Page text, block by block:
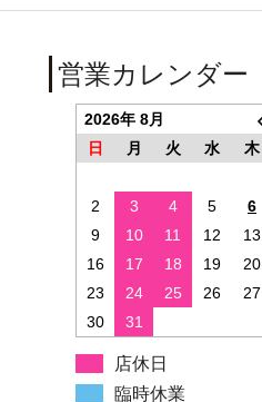
営業カレンダー
2026年 8月
日
月 火 水 木
2
3 4 5 6
9
10 11 12 13
16
17 18 19 20
23
24 25 26 27
30
31
店休日
臨時休業